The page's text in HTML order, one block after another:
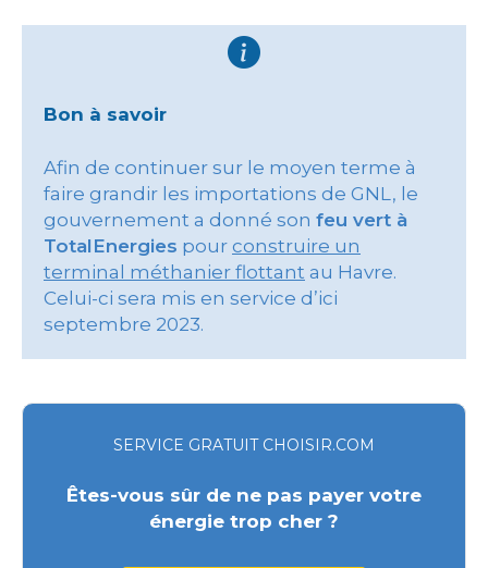
Bon à savoir
Afin de continuer sur le moyen terme à
faire grandir les importations de GNL, le
gouvernement a donné son feu vert à
TotalEnergies pour construire un
terminal méthanier flottant au Havre.
Celui-ci sera mis en service d’ici
septembre 2023.
SERVICE GRATUIT CHOISIR.COM
Êtes-vous sûr de ne pas payer votre
énergie trop cher ?